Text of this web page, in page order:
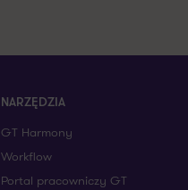
NARZĘDZIA
GT Harmony
Workflow
Portal pracowniczy GT